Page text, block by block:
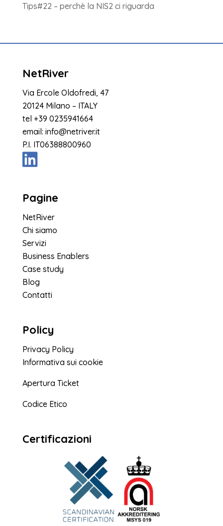
Tips#22 – perchè la NIS2 ci riguarda
NetRiver
Via Ercole Oldofredi, 47
20124 Milano – ITALY
tel +39 0235941664
email: info@netriver.it
P.I. IT06388800960
Pagine
NetRiver
Chi siamo
Servizi
Business Enablers
Case study
Blog
Contatti
Policy
Privacy Policy
Informativa sui cookie
Apertura Ticket
Codice Etico
Certificazioni